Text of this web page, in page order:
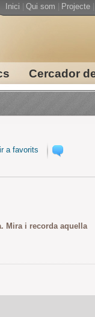
Cercador
Inici Qui som Projecte
a favorits
Mira i recorda aquella